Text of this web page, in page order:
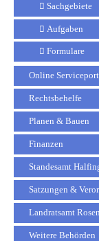
Sachgebiete
Aufgaben
Formulare
Online
Rechtsbehelfe
Planen & Bauen
Finanzen
Standesamt
Satzungen &
Landratsamt
Weitere Behörden